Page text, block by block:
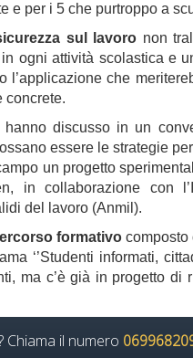
e per i 5 che purtroppo a
sul lavoro non
ogni attività scolastica e
l’applicazione che
concrete.
discusso in un
essere le strategie
un progetto
in collaborazione con
del lavoro (Anmil).
formativocomposto
‘’Studenti informati,
ma c’è già in progetto di
Chiama il numero